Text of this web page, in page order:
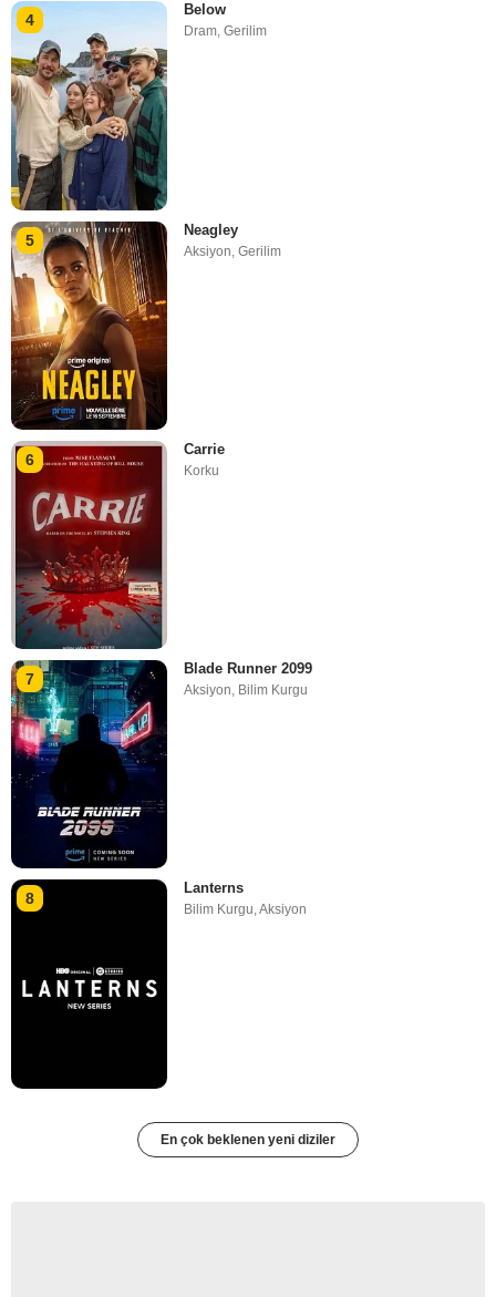
4
Below
Dram,Gerilim
5
Neagley
Aksiyon ,Gerilim
6
Carrie
Korku
7
Blade Runner 2099
Aksiyon, Bilim Kurgu
8
Lanterns
Bilim Kurgu,Aksiyon
En çok beklenen yeni diziler